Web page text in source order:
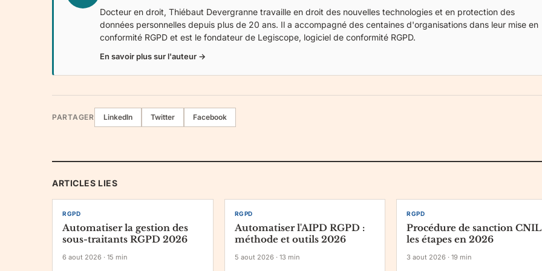
Docteur en droit, Thiébaut Devergranne travaille en droit des nouvelles technologies et en protection des
données personnelles depuis plus de 20 ans. Il a accompagné des centaines d'organisations dans leur mise en
conformité RGPD et est le fondateur de Legiscope, logiciel de conformité RGPD.
En savoir plus sur l'auteur →
PARTAGER LinkedIn Twitter Facebook
ARTICLES LIES
RGPD
Automatiser la gestion des
sous-traitants RGPD 2026
6 aout 2026 · 15 min
RGPD
Automatiser l'AIPD RGPD :
méthode et outils 2026
5 aout 2026 · 13 min
RGPD
Procédure de sanction
les étapes en 2026
3 aout 2026 ·19 min